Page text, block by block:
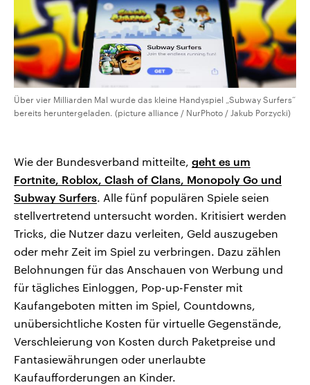
Über vier Milliarden Mal wurde das kleine Handyspiel „Subway Surfers“
bereits heruntergeladen. (picture alliance / NurPhoto / Jakub Porzycki)
Wie der Bundesverband mitteilte, geht es um
Fortnite, Roblox, Clash of Clans, Monopoly Go und
Subway Surfers. Alle fünf populären Spiele seien
stellvertretend untersucht worden. Kritisiert werden
Tricks, die Nutzer dazu verleiten, Geld auszugeben
oder mehr Zeit im Spiel zu verbringen. Dazu zählen
Belohnungen für das Anschauen von Werbung und
für tägliches Einloggen, Pop-up-Fenster mit
Kaufangeboten mitten im Spiel, Countdowns,
unübersichtliche Kosten für virtuelle Gegenstände,
Verschleierung von Kosten durch Paketpreise und
Fantasiewährungen oder unerlaubte
Kaufaufforderungen an Kinder.